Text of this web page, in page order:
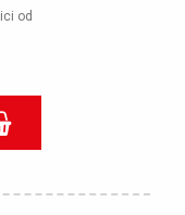
od